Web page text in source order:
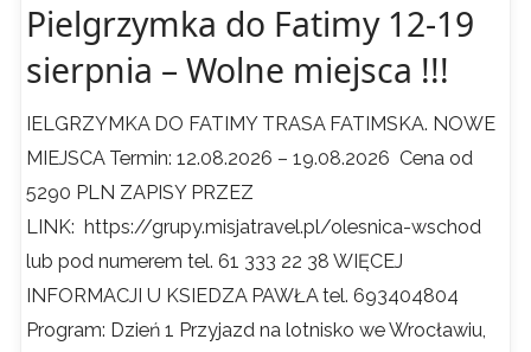
Pielgrzymka do Fatimy 12-19
sierpnia – Wolne miejsca !!!
IELGRZYMKA DO FATIMY TRASA FATIMSKA. NOWE
MIEJSCA Termin: 12.08.2026 – 19.08.2026 Cena od
5290 PLN ZAPISY PRZEZ
LINK: https://grupy.misjatravel.pl/olesnica-wschod
lub pod numerem tel. 61 333 22 38 WIĘCEJ
INFORMACJI U KSIEDZA PAWŁA tel. 693404804
Program: Dzień 1 Przyjazd na lotnisko we Wrocławiu,